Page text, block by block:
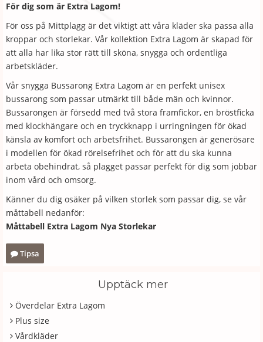
För dig som är Extra Lagom!
För oss på Mittplagg är det viktigt att våra kläder ska passa alla
kroppar och storlekar. Vår kollektion Extra Lagom är skapad för
att alla har lika stor rätt till sköna, snygga och ordentliga
arbetskläder.
Vår snygga Bussarong Extra Lagom är en perfekt unisex
bussarong som passar utmärkt till både män och kvinnor.
Bussarongen är försedd med två stora framfickor, en bröstficka
med klockhängare och en tryckknapp i urringningen för ökad
känsla av komfort och arbetsfrihet. Bussarongen är generösare
i modellen för ökad rörelsefrihet och för att du ska kunna
arbeta obehindrat, så plagget passar perfekt för dig som jobbar
inom vård och omsorg.
Känner du dig osäker på vilken storlek som passar dig, se vår
måttabell nedanför:
Måttabell Extra Lagom Nya Storlekar
Tipsa
Upptäck mer
Överdelar Extra Lagom
Plus size
Vårdkläder